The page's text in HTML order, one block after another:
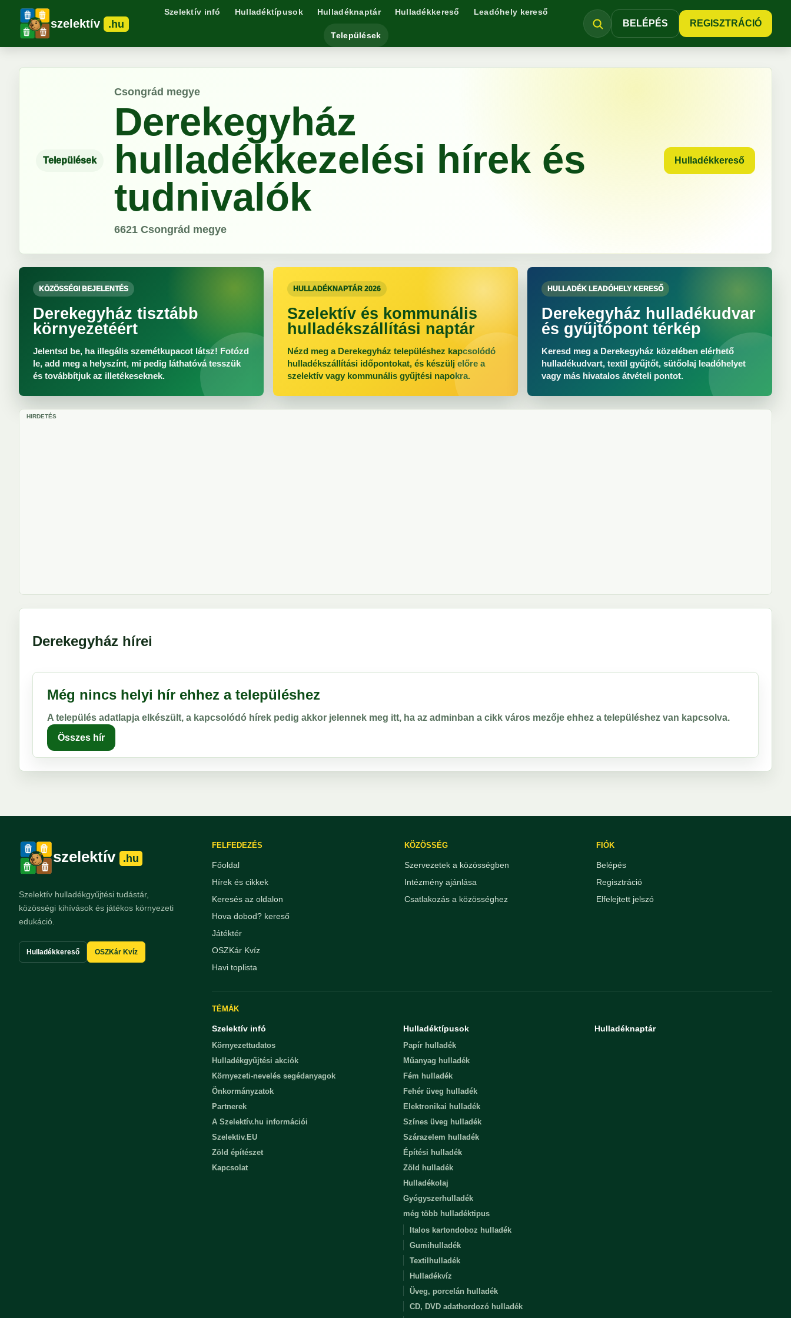
szelektív .hu
Szelektív infó Hulladéktípusok Hulladéknaptár Hulladékkereső Leadóhely kereső
Települések
BELÉPÉS REGISZTRÁCIÓ
Települések
Csongrád megye
Derekegyház
hulladékkezelési hírek és
tudnivalók
6621 Csongrád megye
Hulladékkereső
KÖZÖSSÉGI BEJELENTÉS
Derekegyház tisztább
környezetéért
Jelentsd be, ha illegális szemétkupacot látsz! Fotózd
le, add meg a helyszínt, mi pedig láthatóvá tesszük
és továbbítjuk az illetékeseknek.
HULLADÉKNAPTÁR 2026
Szelektív és kommunális
hulladékszállítási naptár
Nézd meg a Derekegyház településhez kapcsolódó
hulladékszállítási időpontokat, és készülj előre a
szelektív vagy kommunális gyűjtési napokra.
HULLADÉK LEADÓHELY KERESŐ
Derekegyház hulladékudvar
és gyűjtőpont térkép
Keresd meg a Derekegyház közelében elérhető
hulladékudvart, textil gyűjtőt, sütőolaj leadóhelyet
vagy más hivatalos átvételi pontot.
HIRDETÉS
Derekegyház hírei
Még nincs helyi hír ehhez a településhez
A település adatlapja elkészült, a kapcsolódó hírek pedig akkor jelennek meg itt, ha az adminban a cikk város mezője ehhez a településhez van kapcsolva.
Összes hír
szelektív .hu
Szelektív hulladékgyűjtési tudástár,
közösségi kihívások és játékos környezeti
edukáció.
Hulladékkereső OSZKár Kvíz
FELFEDEZÉS
Főoldal
Hírek és cikkek
Keresés az oldalon
Hova dobod? kereső
Játéktér
OSZKár Kvíz
Havi toplista
KÖZÖSSÉG
Szervezetek a közösségben
Intézmény ajánlása
Csatlakozás a közösséghez
FIÓK
Belépés
Regisztráció
Elfelejtett jelszó
TÉMÁK
Szelektív infó
Környezettudatos
Hulladékgyűjtési akciók
Környezeti-nevelés segédanyagok
Önkormányzatok
Partnerek
A Szelektív.hu információi
Szelektiv.EU
Zöld építészet
Kapcsolat
Hulladéktípusok
Papír hulladék
Műanyag hulladék
Fém hulladék
Fehér üveg hulladék
Elektronikai hulladék
Színes üveg hulladék
Szárazelem hulladék
Építési hulladék
Zöld hulladék
Hulladékolaj
Gyógyszerhulladék
még több hulladéktipus
Italos kartondoboz hulladék
Gumihulladék
Textilhulladék
Hulladékvíz
Üveg, porcelán hulladék
CD, DVD adathordozó hulladék
Hulladéknaptár